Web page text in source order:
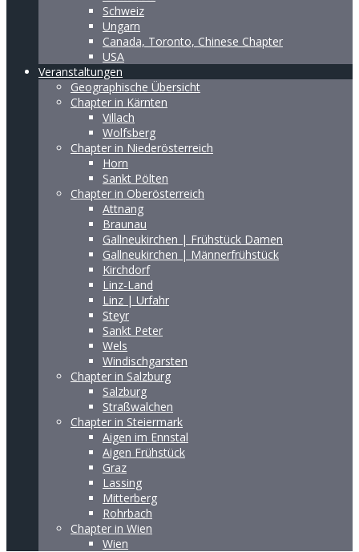
Schweiz
Ungarn
Canada, Toronto, Chinese Chapter
USA
Veranstaltungen
Geographische Übersicht
Chapter in Kärnten
Villach
Wolfsberg
Chapter in Niederösterreich
Horn
Sankt Pölten
Chapter in Oberösterreich
Attnang
Braunau
Gallneukirchen | Frühstück Damen
Gallneukirchen | Männerfrühstück
Kirchdorf
Linz-Land
Linz | Urfahr
Steyr
Sankt Peter
Wels
Windischgarsten
Chapter in Salzburg
Salzburg
Straßwalchen
Chapter in Steiermark
Aigen im Ennstal
Aigen Frühstück
Graz
Lassing
Mitterberg
Rohrbach
Chapter in Wien
Wien